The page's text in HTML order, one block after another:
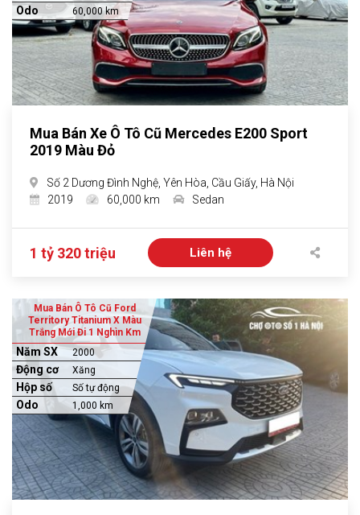
Odo 60,000 km
Mua Bán Xe Ô Tô Cũ Mercedes E200 Sport
2019 Màu Đỏ
Số 2 Dương Đình Nghệ, Yên Hòa, Cầu Giấy, Hà Nội
2019
60,000 km Sedan
1 tỷ 320 triệu Liên hệ
Mua Bán Ô Tô Cũ Ford
Territory Titanium X Màu
Trắng Mới Đi 1 Nghìn Km
Năm SX 2000
Động cơ Xăng
Hộp số Số tự động
Odo 1,000 km